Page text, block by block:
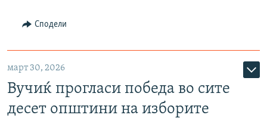
Сподели
март 30, 2026
Вучиќ прогласи победа во сите
десет општини на изборите